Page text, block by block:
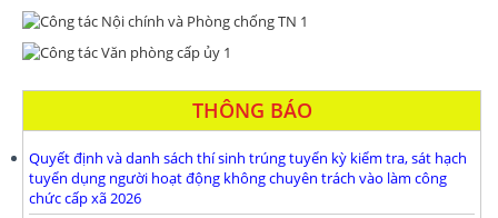
THÔNG BÁO
Quyết định và danh sách thí sinh trúng tuyển kỳ kiểm tra, sát hạch
tuyển dụng người hoạt động không chuyên trách vào làm công
chức cấp xã 2026